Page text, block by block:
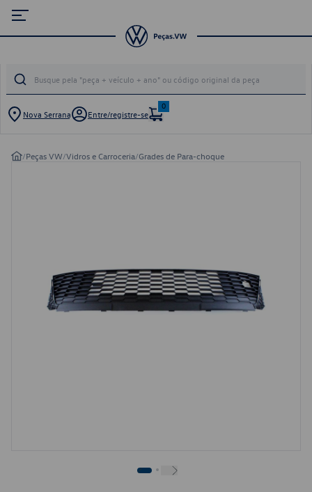
Nova Serrana Entre/registre-se
0
/Peças VW/Vidros e Carroceria/Grades de Para-choque